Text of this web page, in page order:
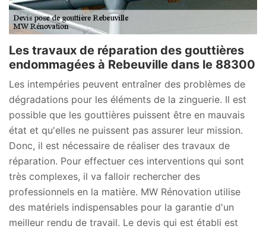
Les travaux de réparation des gouttières
endommagées à Rebeuville dans le 88300
Les intempéries peuvent entraîner des problèmes de
dégradations pour les éléments de la zinguerie. Il est
possible que les gouttières puissent être en mauvais
état et qu'elles ne puissent pas assurer leur mission.
Donc, il est nécessaire de réaliser des travaux de
réparation. Pour effectuer ces interventions qui sont
très complexes, il va falloir rechercher des
professionnels en la matière. MW Rénovation utilise
des matériels indispensables pour la garantie d'un
meilleur rendu de travail. Le devis qui est établi est